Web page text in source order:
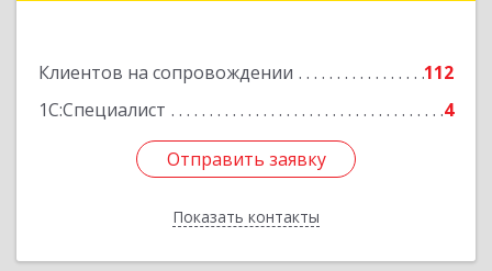
Клиентов на сопровождении
112
1С:Специалист
4
Отправить заявку
Показать контакты
Отправить заявку
Назад